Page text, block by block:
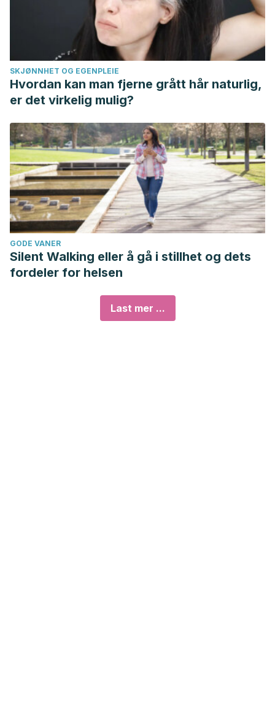
SKJØNNHET OG EGENPLEIE
Hvordan kan man fjerne grått hår naturlig,
er det virkelig mulig?
GODE VANER
Silent Walking eller å gå i stillhet og dets
fordeler for helsen
Last mer ...